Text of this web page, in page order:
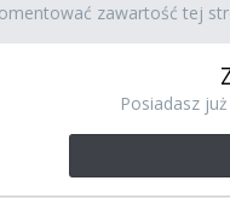
zawartość tej
Posiadasz